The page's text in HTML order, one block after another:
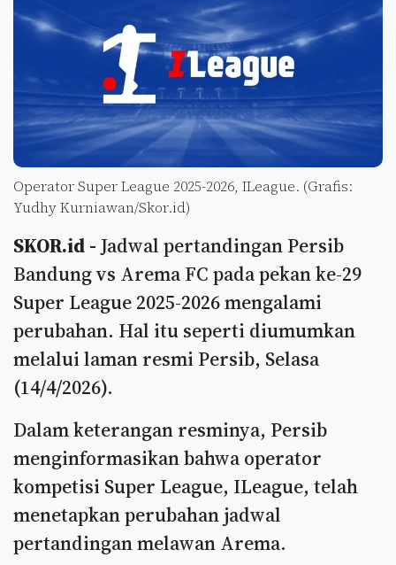
Operator Super League 2025-2026, ILeague. (Grafis:
Yudhy Kurniawan/Skor.id)
SKOR.id - Jadwal pertandingan Persib
Bandung vs Arema FC pada pekan ke-29
Super League 2025-2026 mengalami
perubahan. Hal itu seperti diumumkan
melalui laman resmi Persib, Selasa
(14/4/2026).
Dalam keterangan resminya, Persib
menginformasikan bahwa operator
kompetisi Super League, ILeague, telah
menetapkan perubahan jadwal
pertandingan melawan Arema.